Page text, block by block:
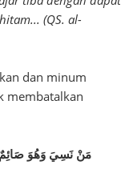
(QS. al-
dan minum
membatalkan
مَنْ نَسِيَ وَهُوَ صَائِمٌ